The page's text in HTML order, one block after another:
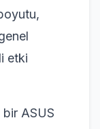
etki
ASUS